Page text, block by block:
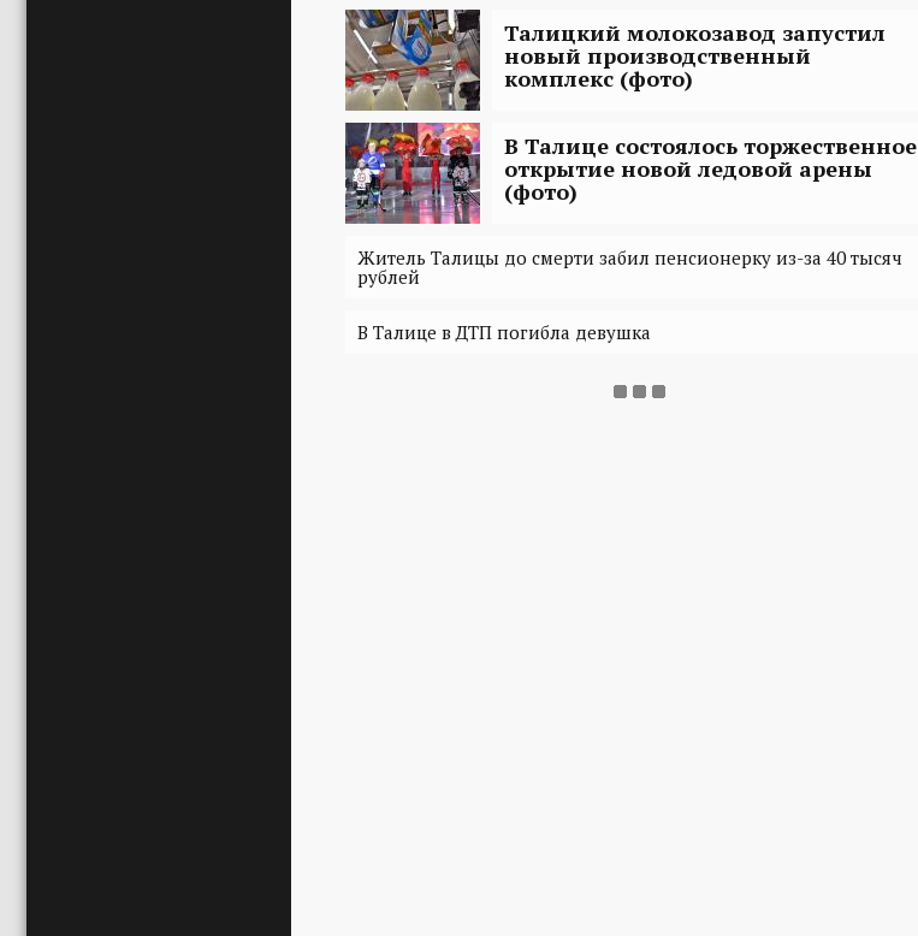
Талицкий молокозавод запустил
новый производственный
комплекс (фото)
В Талице состоялось торжественное
открытие новой ледовой арены
(фото)
Житель Талицы до смерти забил пенсионерку из-за 40 тысяч
рублей
В Талице в ДТП погибла девушка